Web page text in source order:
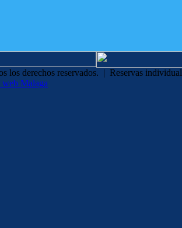
los derechos reservados. | Reservas
web Malaga